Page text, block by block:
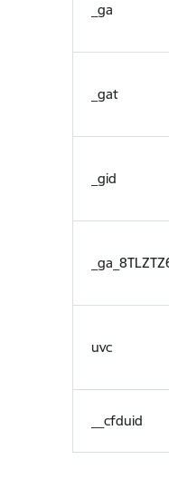
_ga
_gat
_gid
uvc
__cfduid